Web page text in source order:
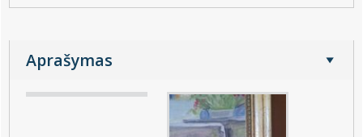
Aprašymas